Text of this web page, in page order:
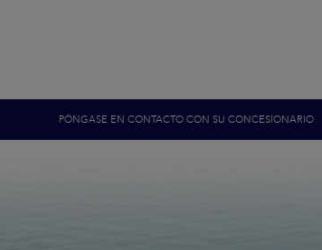
PÓNGASE EN CONTACTO CON SU CONCESIONARIO